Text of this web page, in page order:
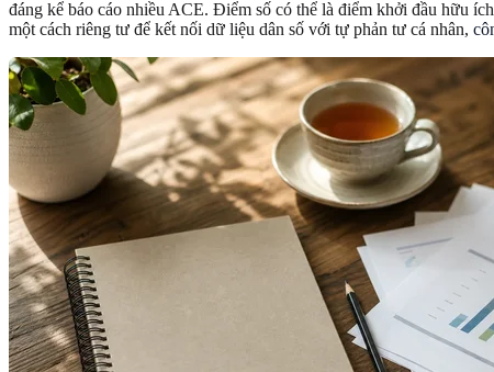
đáng kể báo cáo nhiều ACE. Điểm số có thể là điểm khởi đầu hữu
một cách riêng tư để kết nối dữ liệu dân số với tự phản tư cá nhân,